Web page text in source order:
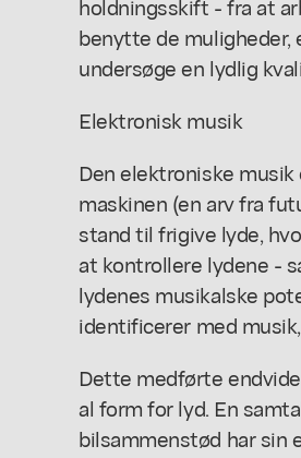
benytte de
undersøge en lydlig
Elektronisk musik
Den elektroniske
maskinen (en arv fra
stand til frigive lyde,
at kontrollere lydene -
lydenes musikalske
identificerer med
Dette medførte
al form for lyd. En
bilsammenstød har sin